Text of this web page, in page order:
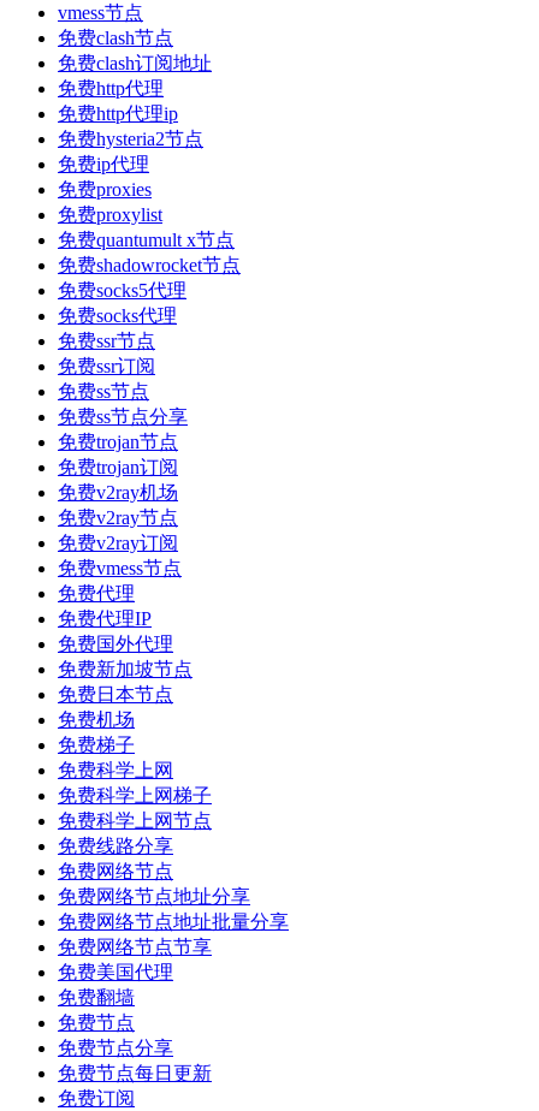
vmess节点
免费clash节点
免费clash订阅地址
免费http代理
免费http代理ip
免费hysteria2节点
免费ip代理
免费proxies
免费proxylist
免费quantumult x节点
免费shadowrocket节点
免费socks5代理
免费socks代理
免费ssr节点
免费ssr订阅
免费ss节点
免费ss节点分享
免费trojan节点
免费trojan订阅
免费v2ray机场
免费v2ray节点
免费v2ray订阅
免费vmess节点
免费代理
免费代理IP
免费国外代理
免费新加坡节点
免费日本节点
免费机场
免费梯子
免费科学上网
免费科学上网梯子
免费科学上网节点
免费线路分享
免费网络节点
免费网络节点地址分享
免费网络节点地址批量分享
免费网络节点节享
免费美国代理
免费翻墙
免费节点
免费节点分享
免费节点每日更新
免费订阅